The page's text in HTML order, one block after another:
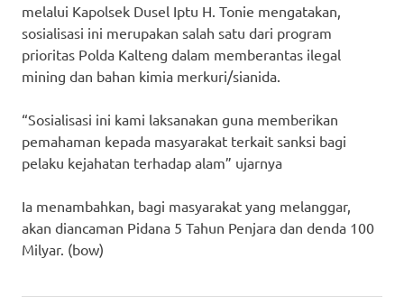
melalui Kapolsek Dusel Iptu H. Tonie mengatakan,
sosialisasi ini merupakan salah satu dari program
prioritas Polda Kalteng dalam memberantas ilegal
mining dan bahan kimia merkuri/sianida.
“Sosialisasi ini kami laksanakan guna memberikan
pemahaman kepada masyarakat terkait sanksi bagi
pelaku kejahatan terhadap alam” ujarnya
Ia menambahkan, bagi masyarakat yang melanggar,
akan diancaman Pidana 5 Tahun Penjara dan denda 100
Milyar. (bow)